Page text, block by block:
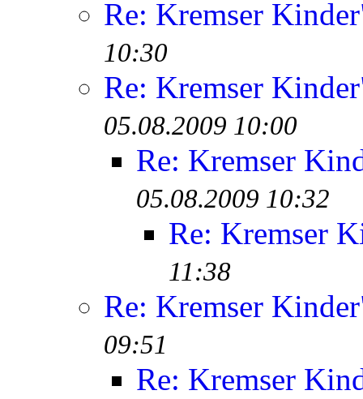
Re: Kremser
10:30
Re: Kremser
05.08.2009 10:00
Re: Kremser
05.08.2009 10:32
Re: Kremser
11:38
Re: Kremser
09:51
Re: Kremser